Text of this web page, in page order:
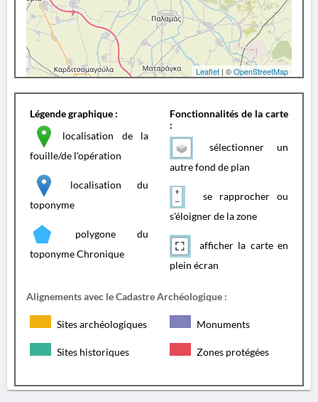
Leaflet | ©OpenStreetMap
Légende graphique :
localisation de la
fouille/de l'opération
localisation du
toponyme
polygone du
toponyme Chronique
Fonctionnalités de la carte
:
sélectionner un
autre fond de plan
se rapprocher ou
s'éloigner de la zone
afficher la carte en
plein écran
Alignements avec le Cadastre Archéologique :
Sites archéologiques Monuments
Sites historiques Zones protégées